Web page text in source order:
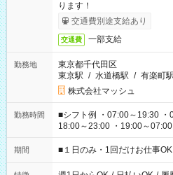
ります！
交通費別途支給あり
交通費 一部支給
勤務地
東京都千代田区
東京駅 / 水道橋駅 / 有楽町駅
株式会社マッシュ
勤務時間
■シフト例 ・07:00～19:30 ・
18:00～23:00 ・19:00～
etc ★最短で3時間で5,120円のお仕事から 15時間で2万円近く稼
げるお仕事も！ ご希望のお時間に合わせてご紹介！ ※シフトは
ください！
期間 ■１日のみ・1回だけお仕事OK